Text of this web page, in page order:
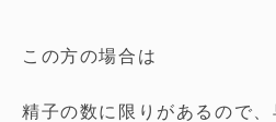
この方の場合は
精子の数に限りがあるので